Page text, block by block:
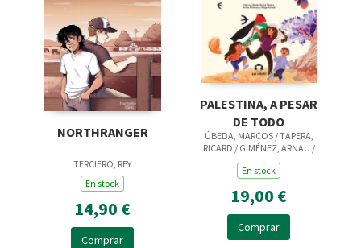
NORTHRANGER
TERCIERO, REY
En stock
14,90 €
Comprar
PALESTINA, A PESAR
DE TODO
ÚBEDA, MARCOS / TAPERA,
RICARD / GIMÉNEZ, ARNAU /
En stock
19,00 €
Comprar